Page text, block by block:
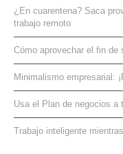
¿En cuarentena? Saca
trabajo remoto
Cómo aprovechar el fin de
Minimalismo empresarial:
Usa el Plan de negocios a
Trabajo inteligente